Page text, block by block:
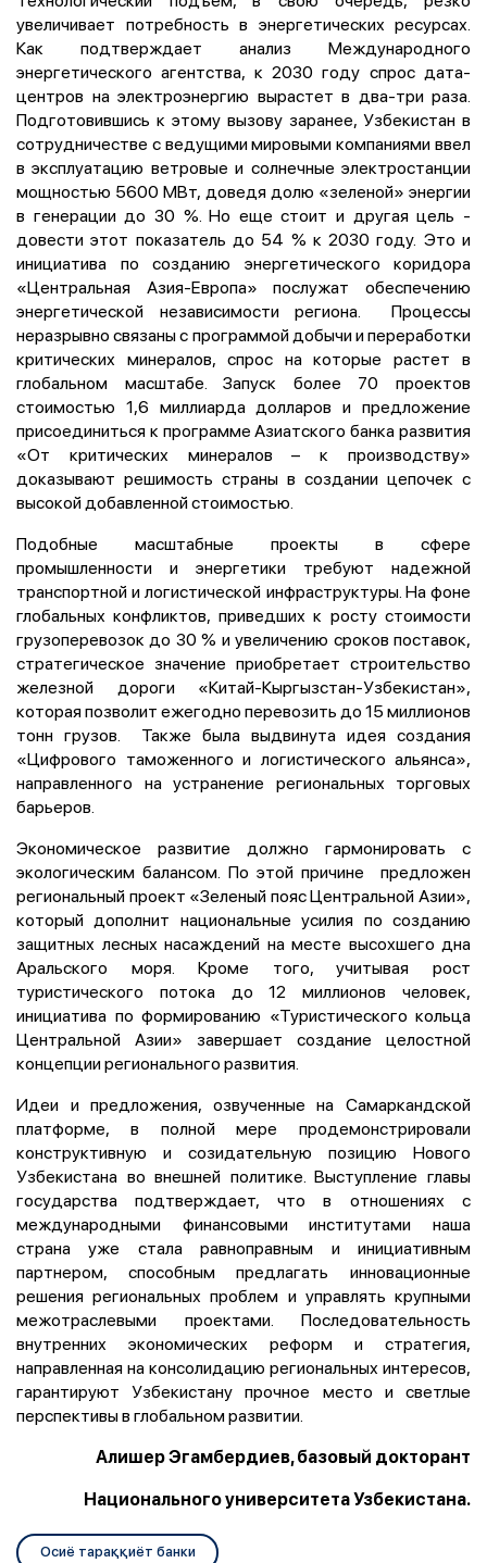
увеличивает потребность в энергетических ресурсах.
Как подтверждает анализ Международного
энергетического агентства, к 2030 году спрос дата-
центров на электроэнергию вырастет в два-три раза.
Подготовившись к этому вызову заранее, Узбекистан в
сотрудничестве с ведущими мировыми компаниями ввел
в эксплуатацию ветровые и солнечные электростанции
мощностью 5600 МВт, доведя долю «зеленой» энергии
в генерации до 30 %. Но еще стоит и другая цель -
довести этот показатель до 54 % к 2030 году. Это и
инициатива по созданию энергетического коридора
«Центральная Азия-Европа» послужат обеспечению
энергетической независимости региона. Процессы
неразрывно связаны с программой добычи и переработки
критических минералов, спрос на которые растет в
глобальном масштабе. Запуск более 70 проектов
стоимостью 1,6 миллиарда долларов и предложение
присоединиться к программе Азиатского банка развития
«От критических минералов – к производству»
доказывают решимость страны в создании цепочек с
высокой добавленной стоимостью.
Подобные масштабные проекты в сфере
промышленности и энергетики требуют надежной
транспортной и логистической инфраструктуры. На фоне
глобальных конфликтов, приведших к росту стоимости
грузоперевозок до 30 % и увеличению сроков поставок,
стратегическое значение приобретает строительство
железной дороги «Китай-Кыргызстан-Узбекистан»,
которая позволит ежегодно перевозить до 15 миллионов
тонн грузов. Также была выдвинута идея создания
«Цифрового таможенного и логистического альянса»,
направленного на устранение региональных торговых
барьеров.
Экономическое развитие должно гармонировать с
экологическим балансом. По этой причине предложен
региональный проект «Зеленый пояс Центральной Азии»,
который дополнит национальные усилия по созданию
защитных лесных насаждений на месте высохшего дна
Аральского моря.Кроме того, учитывая рост
туристического потока до 12 миллионов человек,
инициатива по формированию «Туристического кольца
Центральной Азии» завершает создание целостной
концепции регионального развития.
Идеи и предложения, озвученные на Самаркандской
платформе, в полной мере продемонстрировали
конструктивную и созидательную позицию Нового
Узбекистана во внешней политике. Выступление главы
государства подтверждает, что в отношениях с
международными финансовыми институтами наша
страна уже стала равноправным и инициативным
партнером, способным предлагать инновационные
решения региональных проблем и управлять крупными
межотраслевыми проектами. Последовательность
внутренних экономических реформ и стратегия,
направленная на консолидацию региональных интересов,
гарантируют Узбекистану прочное место и светлые
перспективы в глобальном развитии.
Алишер Эгамбердиев, базовый докторант
Национального университета Узбекистана.
Осиё тараққиёт банки